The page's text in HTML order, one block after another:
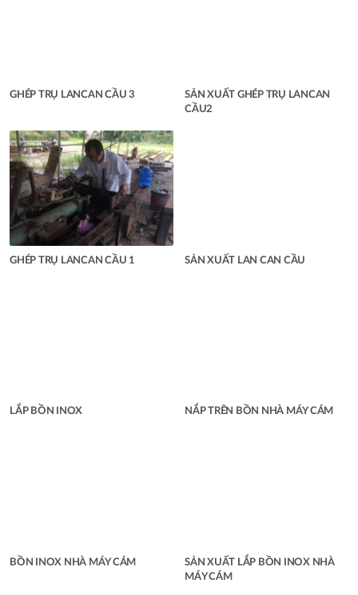
GHÉP TRỤ LANCAN CẦU 3
SẢN XUẤT GHÉP TRỤ LANCAN
CẦU2
GHÉP TRỤ LANCAN CẦU 1 SẢN XUẤT LAN CAN CẦU
LẮP BỒN INOX NẮP TRÊN BỒN NHÀ MÁY CÁM
BỒN INOX NHÀ MÁY CÁM
SẢN XUẤT LẮP BỒN INOX NHÀ
MÁY CÁM